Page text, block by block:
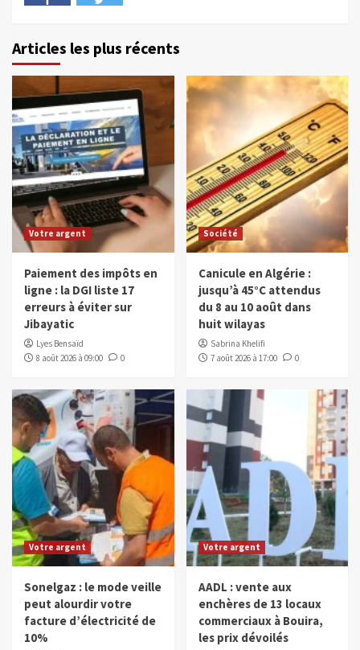
Articles les plus récents
Votre argent
Paiement des impôts en
ligne : la DGI liste 17
erreurs à éviter sur
Jibayatic
Lyes Bensaïd
8 août 2026 à 09:00
0
Société
Canicule en Algérie :
jusqu’à 45°C attendus
du 8 au 10 août dans
huit wilayas
Sabrina Khelifi
7 août 2026 à 17:00
0
Votre argent
Sonelgaz : le mode veille
peut alourdir votre
facture d’électricité de
10%
Votre argent
AADL : vente aux
enchères de 13 locaux
commerciaux à Bouira,
les prix dévoilés